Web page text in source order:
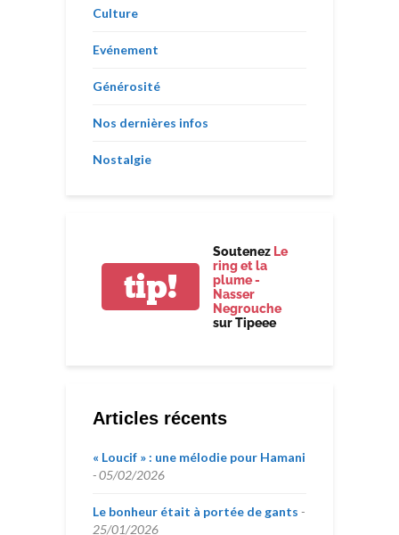
Culture
Evénement
Générosité
Nos dernières infos
Nostalgie
tip!
Soutenez Le
ring et la
plume -
Nasser
Negrouche
sur Tipeee
Articles récents
« Loucif » : une mélodie pour Hamani
05/02/2026
Le bonheur était à portée de gants
25/01/2026